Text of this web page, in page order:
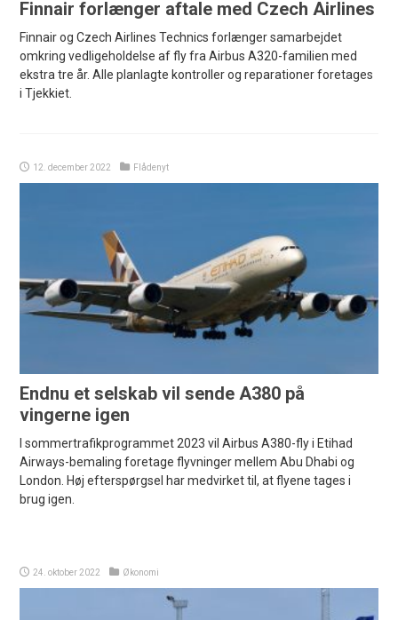
Finnair forlænger aftale med Czech Airlines
Finnair og Czech Airlines Technics forlænger samarbejdet
omkring vedligeholdelse af fly fra Airbus A320-familien med
ekstra tre år. Alle planlagte kontroller og reparationer foretages
i Tjekkiet.
12. december 2022 Flådenyt
Endnu et selskab vil sende A380 på
vingerne igen
I sommertrafikprogrammet 2023 vil Airbus A380-fly i Etihad
Airways-bemaling foretage flyvninger mellem Abu Dhabi og
London. Høj efterspørgsel har medvirket til, at flyene tages i
brug igen.
24. oktober 2022 Økonomi